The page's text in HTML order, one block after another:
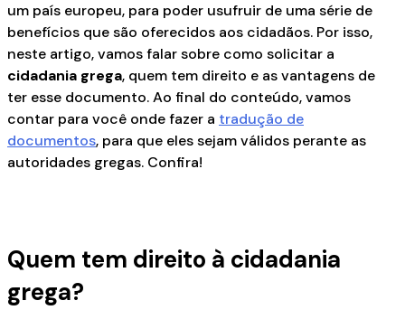
um país europeu, para poder usufruir de uma série de
benefícios que são oferecidos aos cidadãos. Por isso,
neste artigo, vamos falar sobre como solicitar a
cidadania grega, quem tem direito e as vantagens de
ter esse documento. Ao final do conteúdo, vamos
contar para você onde fazer a tradução de
documentos, para que eles sejam válidos perante as
autoridades gregas. Confira!
Quem tem direito à cidadania
grega?